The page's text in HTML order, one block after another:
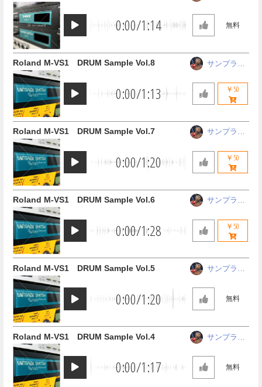
0:00/1:14 無料
0:00/1:13
Roland M-VS1 DRUM Sample Vol.8
サンプラー
￥50
0:00/1:20
Roland M-VS1 DRUM Sample Vol.7
サンプラー
￥50
0:00/1:28
Roland M-VS1 DRUM Sample Vol.6
サンプラー
￥50
0:00/1:20
Roland M-VS1 DRUM Sample Vol.5
サンプラー
無料
0:00/1:17
Roland M-VS1 DRUM Sample Vol.4
サンプラー
無料